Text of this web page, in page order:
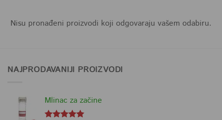
Nisu pronađeni proizvodi koji odgovaraju vašem odabiru.
NAJPRODAVANIJI PROIZVODI
Mlinac za začine